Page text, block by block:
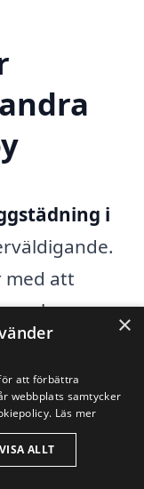
i
med att
har
företag
behov
När
är
×
att förbättra
webbplats samtycker
Läs mer
ALLT